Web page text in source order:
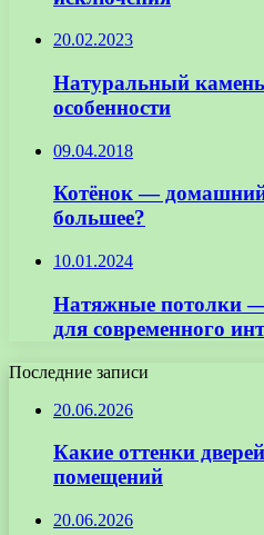
20.02.2023
Натуральный
особенности
09.04.2018
Котёнок —
большее?
10.01.2024
Натяжные потолки
для современного
Последние записи
20.06.2026
Какие оттенки
помещений
20.06.2026